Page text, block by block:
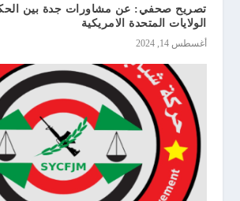
تصريح صحفي: عن مشاورات جدة بين
الولايات المتحدة الامريكية
أغسطس 14, 2024